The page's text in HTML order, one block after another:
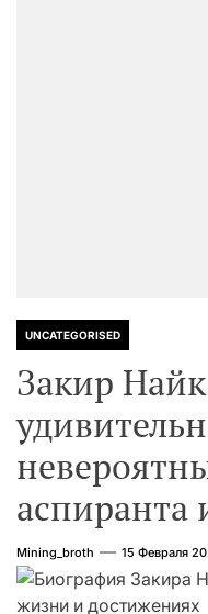
UNCATEGORISED
Закир
аспиранта
Mining_broth 15 Февраля